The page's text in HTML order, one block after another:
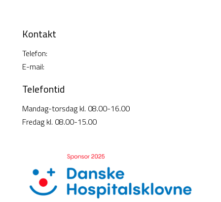
Kontakt
Telefon:
E-mail:
Telefontid
Mandag-torsdag kl. 08.00-16.00
Fredag kl. 08.00-15.00